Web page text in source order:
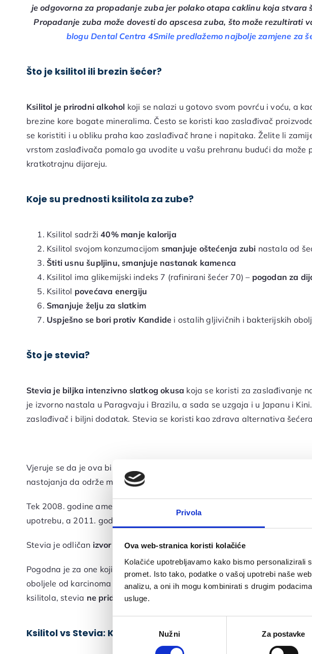
Privola
Ova web-stranica koristi kolačiće
Kolačiće upotrebljavamo kako bismo personalizirali
promet. Isto tako, podatke o vašoj upotrebi naše
analizu, a oni ih mogu kombinirati s drugim
usluge.
pristanka
Nužni Za postavke
je odgovorna za propadanje zuba jer polako otapa caklinu koja stvara
Propadanje zuba može dovesti do apscesa zuba, što može rezultirati
blogu Dental Centra 4Smile predlažemo najbolje zamjene za
Što je ksilitol ili brezin šećer?
Ksilitol je prirodni alkohol koji se nalazi u gotovo svom povrću i voću, a
brezine kore bogate mineralima. Često se koristi kao zaslađivač
se koristiti i u obliku praha kao zaslađivač hrane i napitaka. Želite li
vrstom zaslađivača pomalo ga uvodite u vašu prehranu budući da
kratkotrajnu dijareju.
Koje su prednosti ksilitola za zube?
Ksilitol sadrži40% manje kalorija
Ksilitol svojom konzumacijom smanjuje oštećenja zubi nastala od
Štiti usnu šupljinu, smanjuje nastanak kamenca
Ksilitol ima glikemijski indeks 7 (rafinirani šećer 70) – pogodan za
Ksilitol povećava energiju
Smanjuje želju za slatkim
Uspješno se bori protiv Kandide i ostalih gljivičnih i bakterijskih
Što je stevia?
Stevia je biljka intenzivno slatkog okusa koja se koristi za zaslađivanje
je izvorno nastala u Paragvaju i Brazilu, a sada se uzgaja i u Japanu i
zaslađivač i biljni dodatak. Stevia se koristi kao zdrava alternativa
Vjeruje se da je ova biljka stavljena pod povećalo zbog pritiska industrije
nastojanja da održe monopol na svjetskom tržištu.
Tek 2008. godine američka Agencija za hranu i lijekove (FDA) proglašava
upotrebu, a 2011. godine Europska agencija za sigurnost hrane (EFSA)
Stevia je odličan izvor prirodnog šećeraza sve one koji ne smiju ili ne žele
Pogodna je za one koji nastoje smršavjeti, dijabetičare, osobe koje su na
oboljele od karcinoma i drugih bolesti u kojima je važno ograničiti unos
ksilitola, stevia ne pridonosi propadanju zuba
Ksilitol vs Stevia: Koji je bolji zaslađivač?